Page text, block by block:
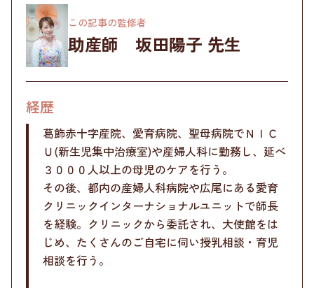
この記事の監修者
助産師 坂田陽子 先生
経歴
葛飾赤十字産院、愛育病院、聖母病院でＮＩＣ
Ｕ(新生児集中治療室)や産婦人科に勤務し、延べ
３０００人以上の母児のケアを行う。
その後、都内の産婦人科病院や広尾にある愛育
クリニックインターナショナルユニットで師長
を経験。クリニックから委託され、大使館をは
じめ、たくさんのご自宅に伺い授乳相談・育児
相談を行う。